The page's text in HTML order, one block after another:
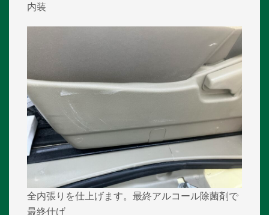
内装
全内張りを仕上げます。最終アルコール除菌剤で
最終仕げ